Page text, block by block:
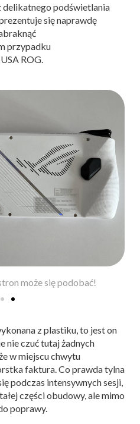
podświetlania
się naprawdę
przypadku
ROG.
wygląda z przodu...
z plastiku, to jest on
nie czuć tutaj żadnych
w miejscu chwytu
faktura. Co prawda tylna
podczas intensywnych sesji,
części obudowy, ale mimo
poprawy.